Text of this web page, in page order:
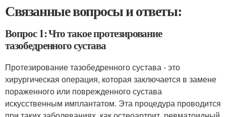
Связанные вопросы и ответы:
Вопрос 1: Что такое протезирование
тазобедренного сустава
Протезирование тазобедренного сустава - это
хирургическая операция, которая заключается в замене
пораженного или поврежденного сустава
искусственным имплантатом. Эта процедура проводится